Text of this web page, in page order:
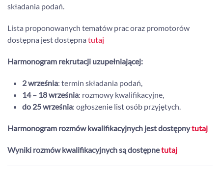
składania podań.
Lista proponowanych tematów prac oraz promotorów
dostępna jest dostępna tutaj
Harmonogram rekrutacji uzupełniającej:
2 września: termin składania podań,
14 – 18 września: rozmowy kwalifikacyjne,
do 25 września: ogłoszenie list osób przyjętych.
Harmonogram rozmów kwalifikacyjnych jest dostępnytutaj
Wyniki rozmów kwalifikacyjnych są dostępnetutaj